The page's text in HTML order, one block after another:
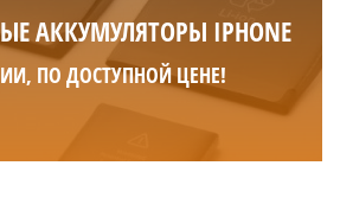
АККУМУЛЯТОРЫ IPHONE
ПО ДОСТУПНОЙ ЦЕНЕ!